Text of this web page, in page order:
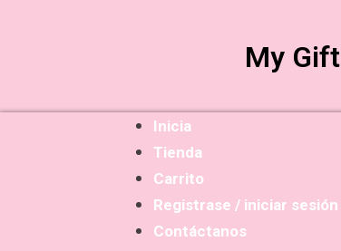
My Gift
Inicia
Tienda
Carrito
Registrase / iniciar sesión
Contáctanos